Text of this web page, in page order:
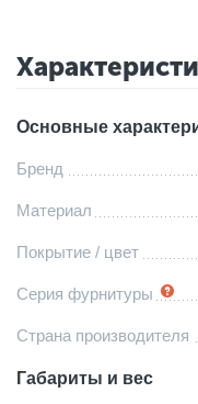
Основные
Бренд
Материал
Покрытие / цвет
Серия фурнитуры
Страна производителя
Габариты и вес